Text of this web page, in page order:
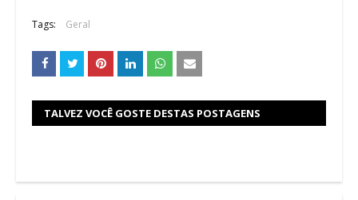
Tags: Geral
TALVEZ VOCÊ GOSTE DESTAS POSTAGENS